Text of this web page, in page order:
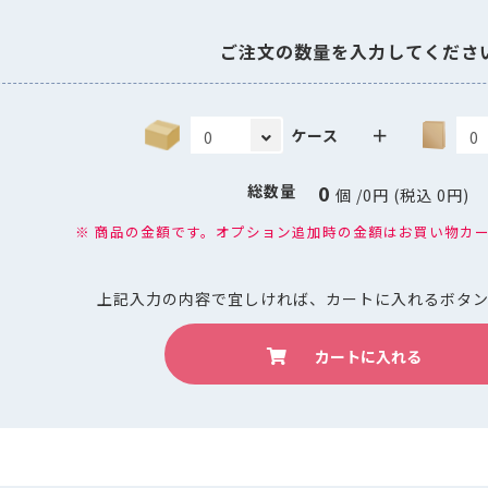
ご注文の数量を入力してくださ
ケース ＋
総数量 0 個 /0円 (税込0円)
※ 商品の金額です。オプション追加時の金額はお買い物カ
上記入力の内容で宜しければ、 カートに入れるボタ
カートに入れる